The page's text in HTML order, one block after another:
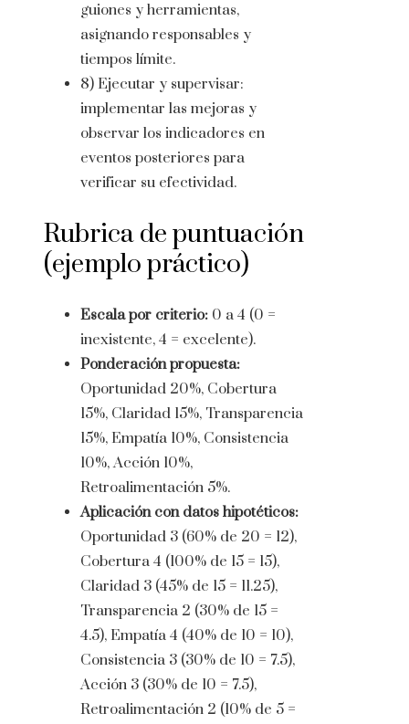
guiones y herramientas,
asignando responsables y
tiempos límite.
8) Ejecutar y supervisar:
implementar las mejoras y
observar los indicadores en
eventos posteriores para
verificar su efectividad.
Rubrica de puntuación
(ejemplo práctico)
Escala por criterio: 0 a 4 (0 =
inexistente, 4 = excelente).
Ponderación propuesta:
Oportunidad 20%, Cobertura
15%, Claridad 15%, Transparencia
15%, Empatía 10%, Consistencia
10%, Acción 10%,
Retroalimentación 5%.
Aplicación con datos hipotéticos:
Oportunidad 3 (60% de 20 = 12),
Cobertura 4 (100% de 15 = 15),
Claridad 3 (45% de 15 = 11.25),
Transparencia 2 (30% de 15 =
4.5), Empatía 4 (40% de 10 = 10),
Consistencia 3 (30% de 10 = 7.5),
Acción 3 (30% de 10 = 7.5),
Retroalimentación 2 (10% de 5 =